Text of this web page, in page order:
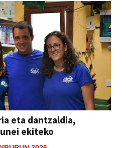
eta dantzaldia,
ekiteko